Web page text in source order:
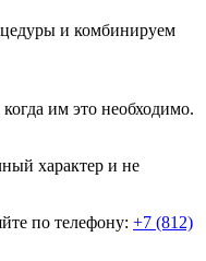
и комбинируем
им это необходимо.
характер и не
по телефону: +7 (812)